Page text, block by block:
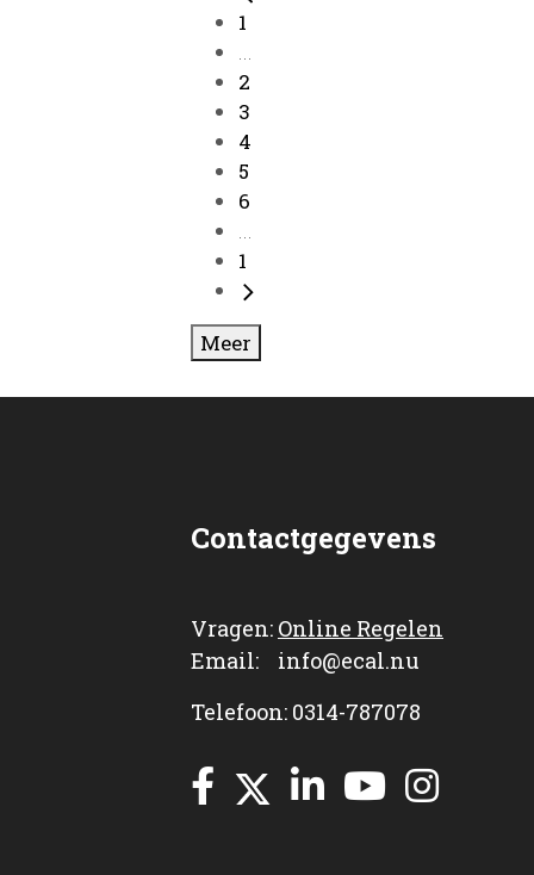
1
...
2
3
4
5
6
...
1
Meer
Contactgegevens
Vragen: Online Regelen
Email: info@ecal.nu
Telefoon: 0314-787078